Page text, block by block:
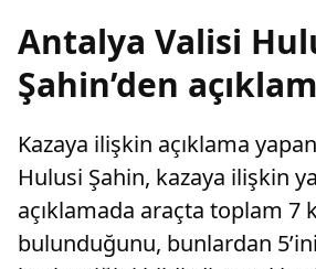
Antalya Valisi
Şahin’den
Kazaya ilişkin açıklama
Hulusi Şahin, kazaya ilişkin
açıklamada araçta toplam 7
bulunduğunu, bunlardan